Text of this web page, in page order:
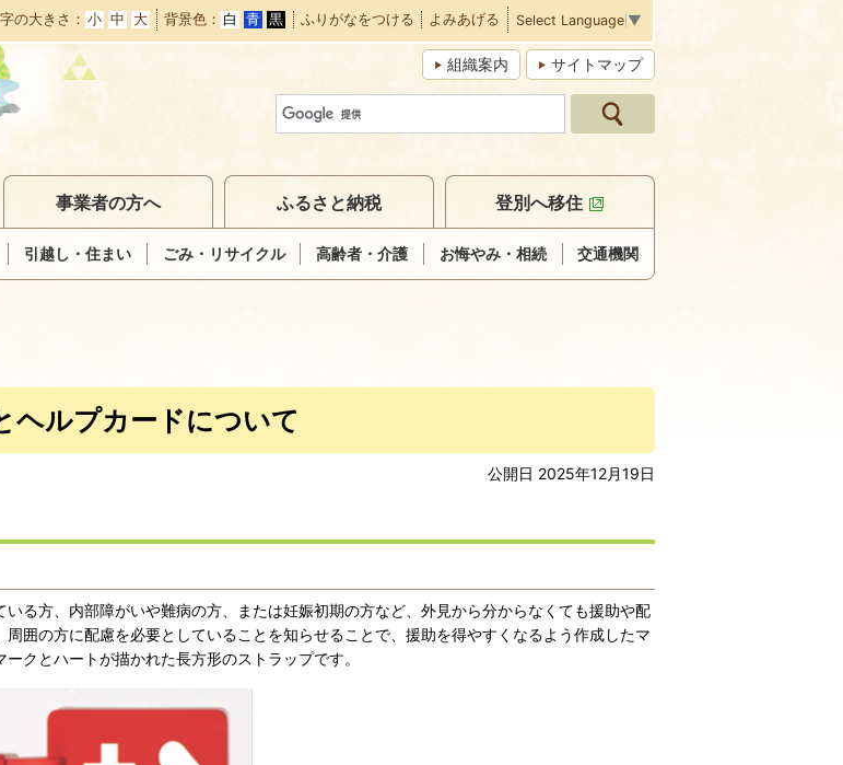
の大きさ 小 中 大 背景色 白 青 黒 ふりがなをつける よみあげる Select Language ▼
組織案内 サイトマップ
引越し・住まい ごみ・リサイクル 高齢者・介護 お悔やみ・相続 交通機関
事業者の方へ ふるさと納税 登別へ移住
ヘルプカードについて
公開日 2025年12月19日
る方、内部障がいや難病の方、または妊娠初期の方など、外見から分からなくても援助や配
周囲の方に配慮を必要としていることを知らせることで、援助を得やすくなるよう作成したマ
クとハートが描かれた長方形のストラップです。